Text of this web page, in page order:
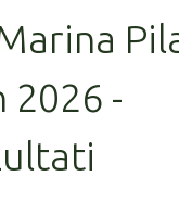
2026 -